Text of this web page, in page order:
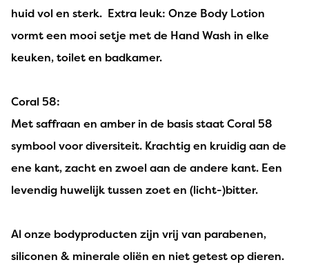
huid vol en sterk. Extra leuk: Onze Body Lotion
vormt een mooi setje met de Hand Wash in elke
keuken, toilet en badkamer.
Coral 58:
Met saffraan en amber in de basis staat Coral 58
symbool voor diversiteit. Krachtig en kruidig aan de
ene kant, zacht en zwoel aan de andere kant. Een
levendig huwelijk tussen zoet en (licht-)bitter.
Al onze bodyproducten zijn vrij van parabenen,
siliconen & minerale oliën en niet getest op dieren.